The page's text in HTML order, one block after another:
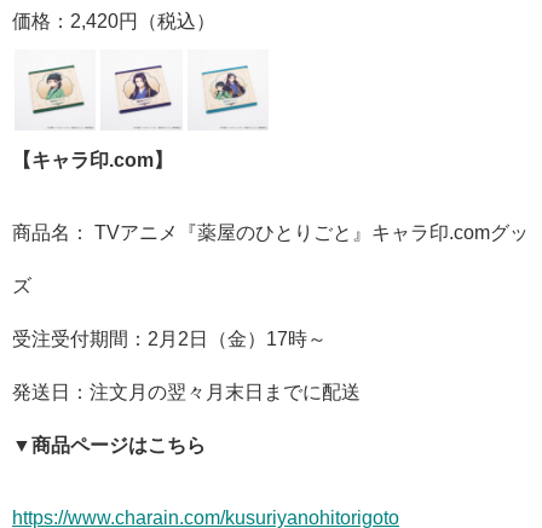
価格：2,420円（税込）
【キャラ印.com】
商品名： TVアニメ『薬屋のひとりごと』キャラ印.comグッ
ズ
受注受付期間：2月2日（金）17時～
発送日：注文月の翌々月末日までに配送
▼商品ページはこちら
https://www.charain.com/kusuriyanohitorigoto